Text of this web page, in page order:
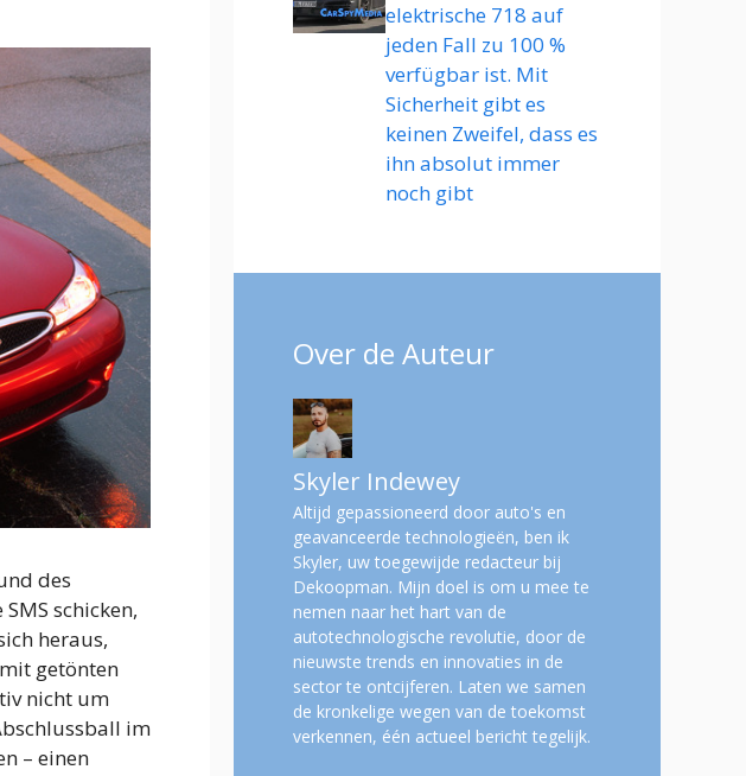
des
schicken,
heraus,
getönten
nicht um
im
– einen
elektrische 718 auf
jeden Fall zu 100 %
verfügbar ist. Mit
Sicherheit gibt es
keinen Zweifel, dass es
ihn absolut immer
noch gibt
Over de Auteur
Skyler Indewey
Altijd gepassioneerd door auto's en
geavanceerde technologieën, ben ik
Skyler, uw toegewijde redacteur bij
Dekoopman. Mijn doel is om u mee te
nemen naar het hart van de
autotechnologische revolutie, door de
nieuwste trends en innovaties in de
sector te ontcijferen. Laten we samen
de kronkelige wegen van de toekomst
verkennen, één actueel bericht tegelijk.